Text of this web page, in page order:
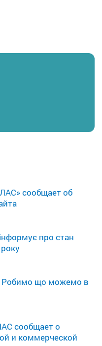
сообщает об
про стан
Робимо що можемо в
сообщает о
и коммерческой